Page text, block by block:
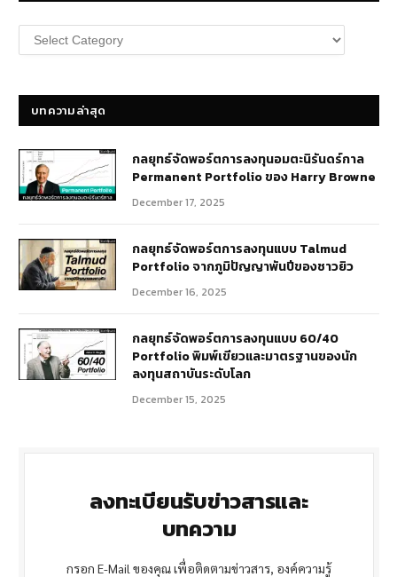
หมวด
หมู่
บทความล่าสุด
กลยุทธ์​จัดพอร์ตการลงทุนอมตะนิรันดร์กาล
Permanent Portfolio ของ Harry Browne
December 17, 2025
กลยุทธ์จัดพอร์ตการลงทุนแบบ Talmud
Portfolio จากภูมิปัญญาพันปีของชาวยิว
December 16, 2025
กลยุทธ์จัดพอร์ตการลงทุนแบบ 60/40
Portfolio พิมพ์เขียวและมาตรฐานของนัก
ลงทุนสถาบันระดับโลก
December 15, 2025
ลงทะเบียนรับข่าวสารและ
บทความ
กรอก E-Mail ของคุณ เพื่อติดตามข่าวสาร, องค์ความรู้